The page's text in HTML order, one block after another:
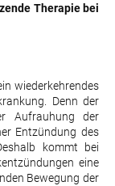
Therapie bei
wiederkehrendes
Denn der
Aufrauhung der
Entzündung des
kommt bei
eine
Bewegung der